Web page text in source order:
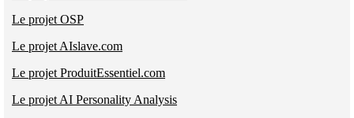
Le projet OSP
Le projet AIslave.com
Le projet ProduitEssentiel.com
Le projet AI Personality Analysis